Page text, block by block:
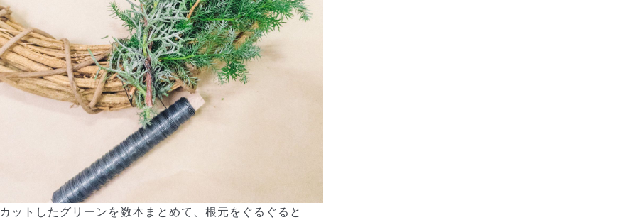
カットしたグリーンを数本まとめて、根元をぐるぐると